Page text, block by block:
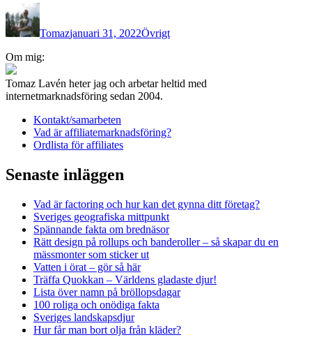
Författare
Tomazjanuari 31, 2022Övrigt
Om mig:
Tomaz Lavén heter jag och arbetar heltid med
internetmarknadsföring sedan 2004.
Kontakt/samarbeten
Vad är affiliatemarknadsföring?
Ordlista för affiliates
Senaste inläggen
Vad är factoring och hur kan det gynna ditt företag?
Sveriges geografiska mittpunkt
Spännande fakta om brednäsor
Rätt design på rollups och banderoller – så skapar du en
mässmonter som sticker ut
Vatten i örat – gör så här
Träffa Quokkan – Världens gladaste djur!
Lista över namn på bröllopsdagar
100 roliga och onödiga fakta
Sveriges landskapsdjur
Hur får man bort olja från kläder?